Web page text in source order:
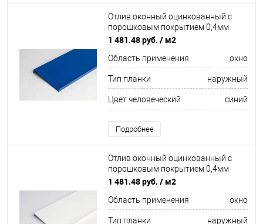
Отлив оконный оцинкованный c
порошковым покрытием 0,4мм
ширина более 625 мм RAL 5008
1 481.48 руб. / м2
Область применения окно
Тип планки наружный
Цвет человеческий синий
Подробнее
Отлив оконный оцинкованный c
порошковым покрытием 0,4мм
ширина более 625 мм RAL 9003
1 481.48 руб. / м2
Область применения окно
Тип планки наружный